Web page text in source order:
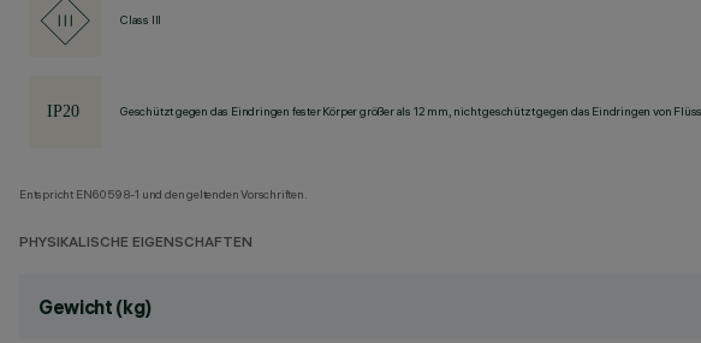
Class III
Geschützt gegen das Eindringen fester Körper größer als 12 mm, nicht geschützt gegen das Eindringen von
Entspricht EN60598-1 und den geltenden Vorschriften.
PHYSIKALISCHE EIGENSCHAFTEN
Gewicht (kg)